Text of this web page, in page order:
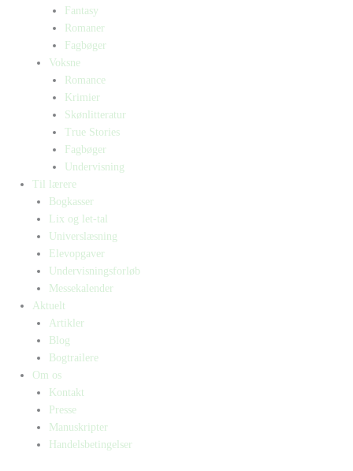
Fantasy
Romaner
Fagbøger
Voksne
Romance
Krimier
Skønlitteratur
True Stories
Fagbøger
Undervisning
Til lærere
Bogkasser
Lix og let-tal
Universlæsning
Elevopgaver
Undervisningsforløb
Messekalender
Aktuelt
Artikler
Blog
Bogtrailere
Om os
Kontakt
Presse
Manuskripter
Handelsbetingelser